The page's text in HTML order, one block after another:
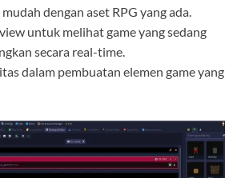
dengan aset RPG yang ada.
untuk melihat game yang sedang
secara real-time.
dalam pembuatan elemen game yang